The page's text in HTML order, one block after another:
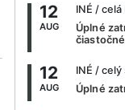
12
AUG
INÉ / celá
Úplné
12
AUG
INÉ / celý
Úplné